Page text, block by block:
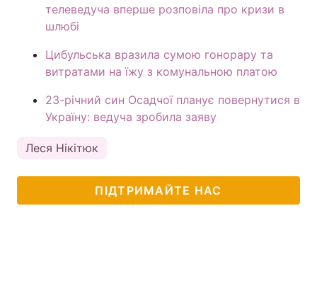
телеведуча вперше розповіла про кризи в
шлюбі
Цибульська вразила сумою гонорару та
витратами на їжу з комунальною платою
23-річний син Осадчої планує повернутися в
Україну: ведуча зробила заяву
Леся Нікітюк
ПІДТРИМАЙТЕ НАС